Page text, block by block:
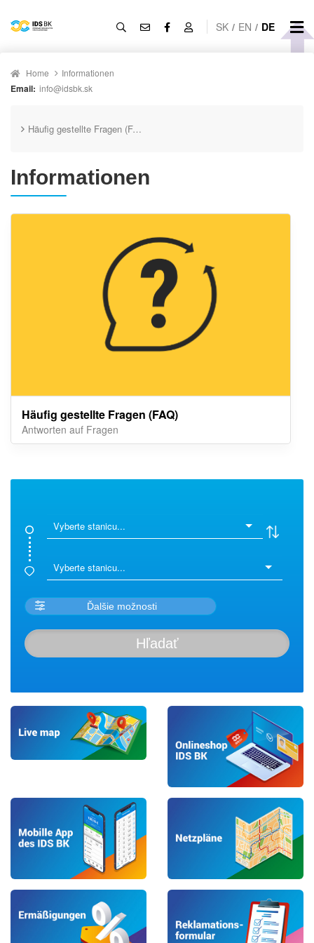
SK / EN / DE
Home Informationen
Email: info@idsbk.sk
Häufig gestellte Fragen (FAQ)
Informationen
Häufig gestellte Fragen (FAQ)
Antworten auf Fragen